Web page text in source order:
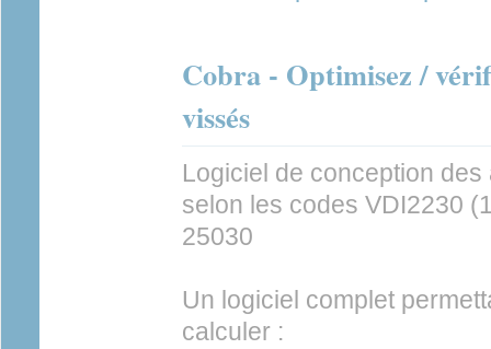
Cobra - Optimisez /
vissés
Logiciel de conception
selon les codes VDI2230
25030
Un logiciel complet
calculer :